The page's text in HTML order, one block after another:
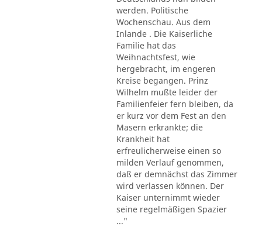
werden. Politische
Wochenschau. Aus dem
Inlande . Die Kaiserliche
Familie hat das
Weihnachtsfest, wie
hergebracht, im engeren
Kreise begangen. Prinz
Wilhelm mußte leider der
Familienfeier fern bleiben, da
er kurz vor dem Fest an den
Masern erkrankte; die
Krankheit hat
erfreulicherweise einen so
milden Verlauf genommen,
daß er demnächst das Zimmer
wird verlassen können. Der
Kaiser unternimmt wieder
seine regelmäßigen Spazier
..."